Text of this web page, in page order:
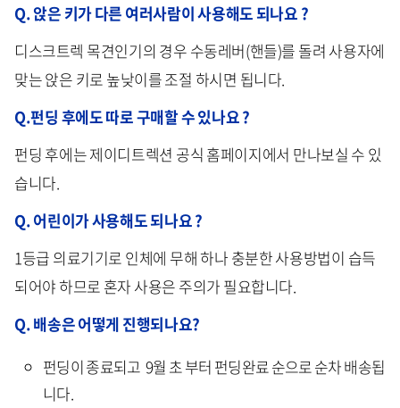
Q. 앉은 키가 다른 여러사람이 사용해도 되나요 ?
디스크트렉 목견인기의 경우 수동레버(핸들)를 돌려 사용자에
맞는 앉은 키로 높낮이를 조절 하시면 됩니다.
Q.펀딩 후에도 따로 구매할 수 있나요 ?
펀딩 후에는 제이디트렉션 공식 홈페이지에서 만나보실 수 있
습니다.
Q. 어린이가 사용해도 되나요 ?
1등급 의료기기로 인체에 무해 하나 충분한 사용방법이 습득
되어야 하므로 혼자 사용은 주의가 필요합니다.
Q. 배송은 어떻게 진행되나요?
펀딩이 종료되고 9월 초 부터 펀딩완료 순으로 순차 배송됩
니다.